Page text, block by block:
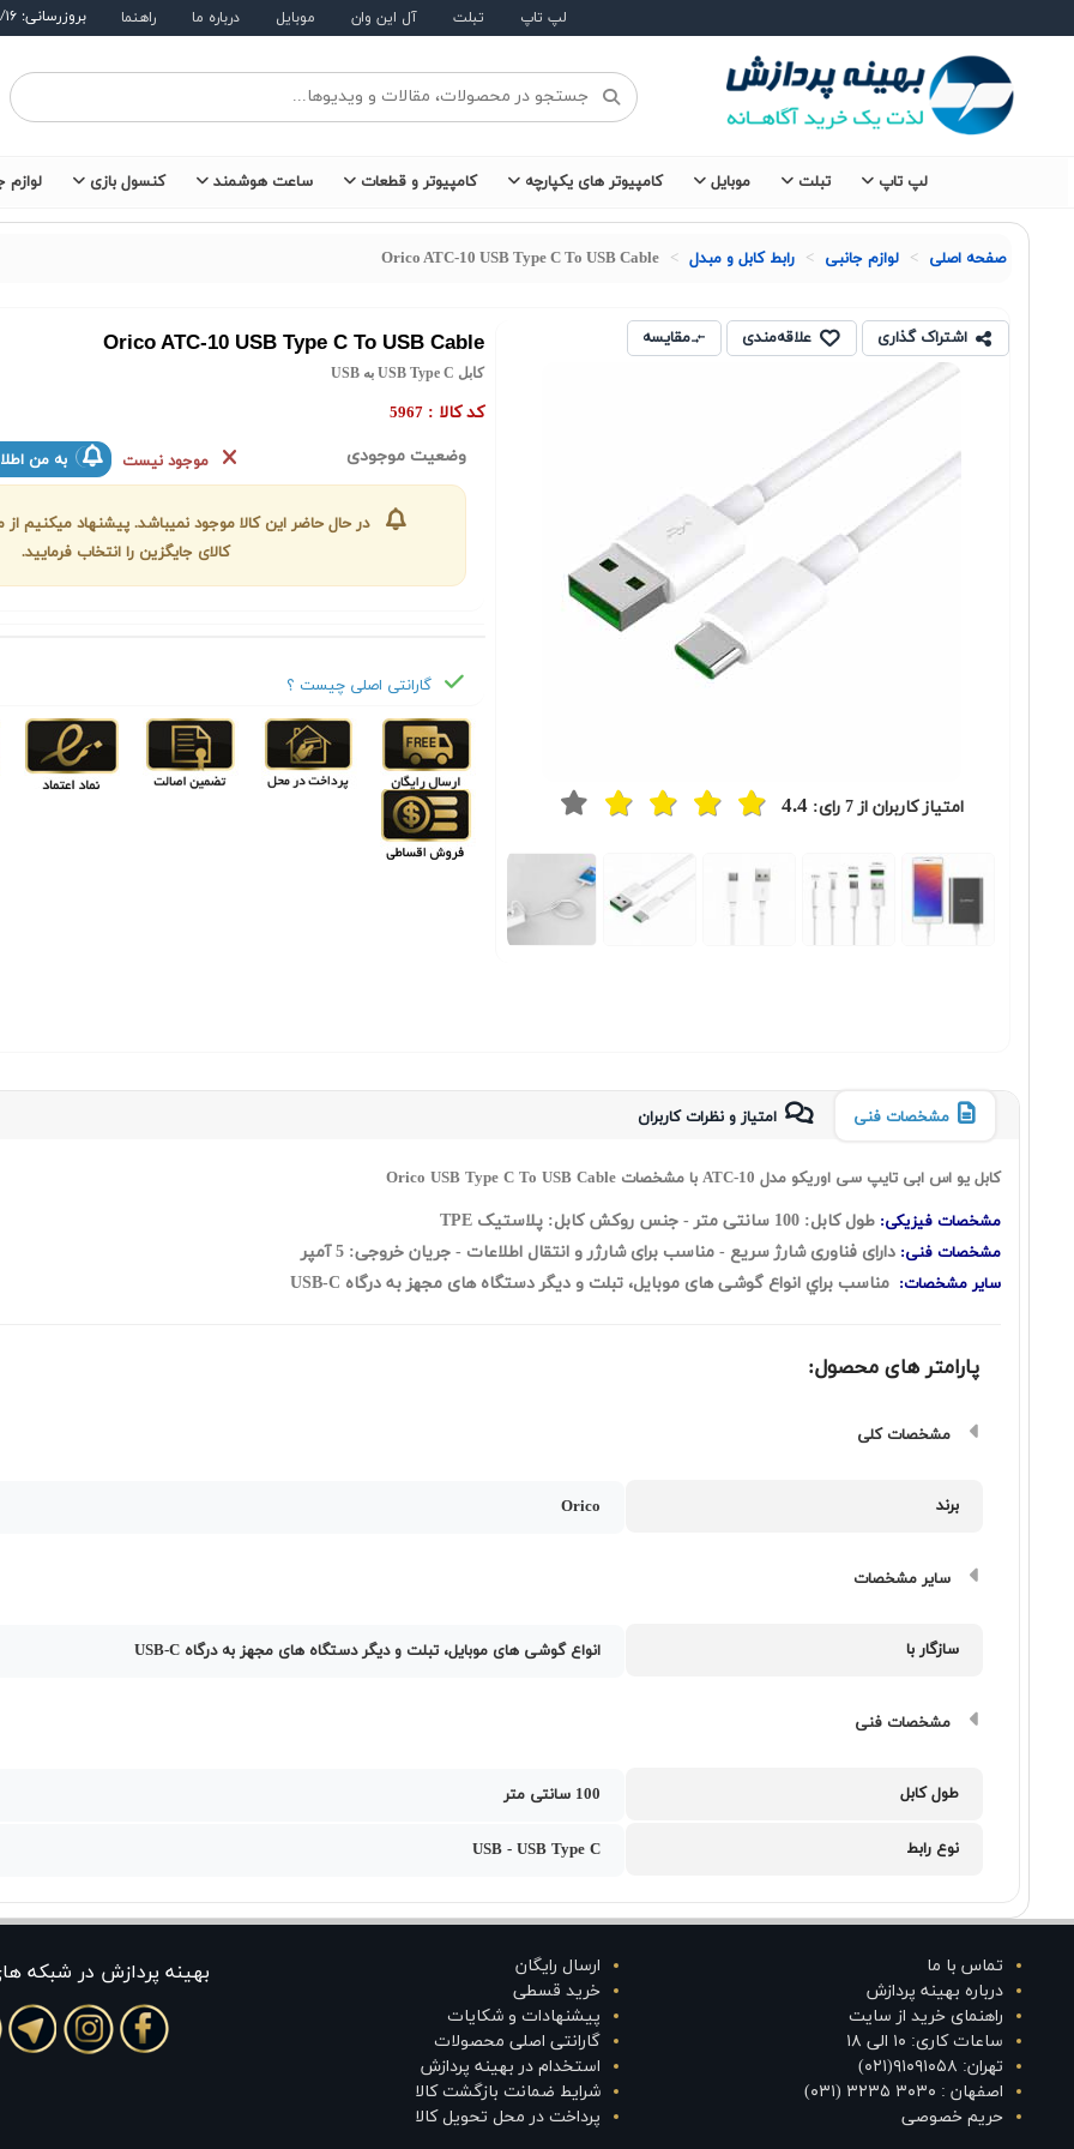
لپ تاپ تبلت آل این وان موبایل درباره ما راهنما بروزرسانی: ۱۴۰۵/۵/۱۶
لپ تاپ تبلت موبایل کامپیوتر های یکپارچه کامپیوتر و قطعات ساعت هوشمند کنسول بازی لوازم
صفحه اصلی لوازم جانبی رابط کابل و مبدل Orico ATC-10 USB Type C To USB Cable
اشتراک گذاری علاقه‌مندی مقایسه
امتیاز کاربران از7 رای:4.4
Orico ATC-10 USB Type C To USB Cable
کابل USB Type C به USB
کد کالا :5967
وضعیت موجودی موجود نیست به من
در حال حاضر این کالا موجود نمیباشد. پیشنهاد میکنیم
کالای جایگزین را انتخاب فرمایید.
گارانتی اصلی چیست ؟
مشخصات فنی امتیاز و نظرات کاربران
کابل یو اس ابی تایپ سی اوریکو مدل ATC-10 با مشخصات Orico USB Type C To USB Cable
مشخصات فیزیکی: طول کابل: 100 سانتی متر - جنس روکش کابل: پلاستیک TPE
مشخصات فنی: دارای فناوری شارژ سریع - مناسب برای شارژر و انتقال اطلاعات - جریان خروجی: 5 آمپر
سایر مشخصات: مناسب براي انواع گوشی های موبایل، تبلت و دیگر دستگاه های مجهز به درگاه USB-C
پارامتر های محصول:
مشخصات کلی
برند Orico
سایر مشخصات
سازگار با انواع گوشی های موبایل، تبلت و دیگر دستگاه های مجهز به درگاه USB-C
مشخصات فنی
طول کابل 100 سانتی متر
نوع رابط USB - USB Type C
تماس با ما
درباره بهینه پردازش
راهنمای خرید از سایت
ساعات کاری: ۱۰ الی ۱۸
تهران: ۹۱۰۹۱۰۵۸(۰۲۱)
اصفهان : ۳۰۳۰ ۳۲۳۵ (۰۳۱)
حریم خصوصی
ارسال رایگان
خرید قسطی
پیشنهادات و شکایات
گارانتی اصلی محصولات
استخدام در بهینه پردازش
شرایط ضمانت بازگشت کالا
پرداخت در محل تحویل کالا
بهينه پردازش در شبکه